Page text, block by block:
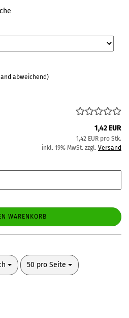
abweichend)
1,42 EUR
1,42 EUR pro Stk.
inkl. 19% MwSt. zzgl. Versand
WARENKORB
50 pro Seite
pro Seite